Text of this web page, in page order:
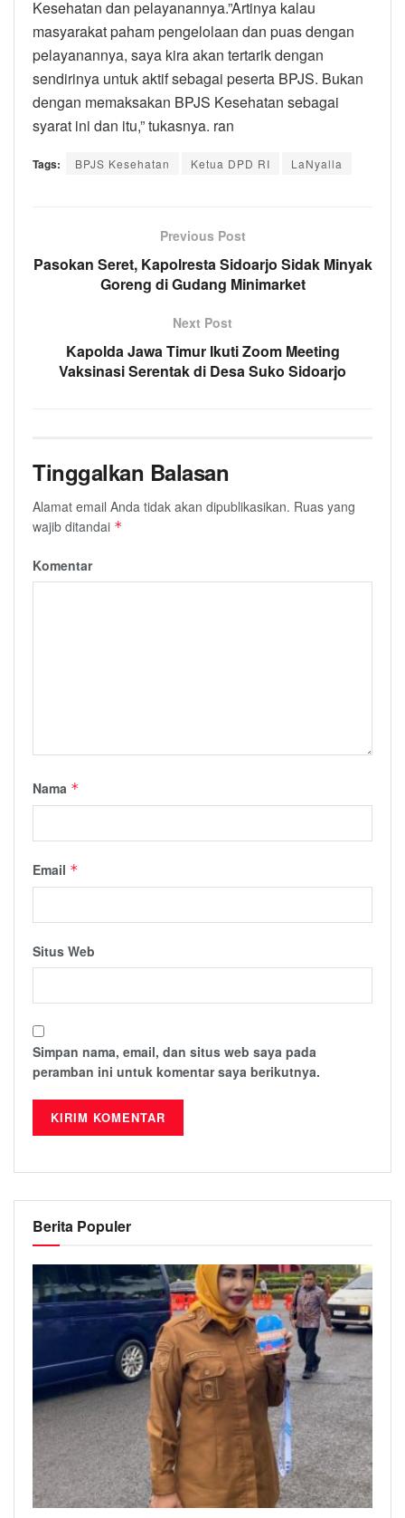
Kesehatan dan pelayanannya.”Artinya kalau
masyarakat paham pengelolaan dan puas dengan
pelayanannya, saya kira akan tertarik dengan
sendirinya untuk aktif sebagai peserta BPJS. Bukan
dengan memaksakan BPJS Kesehatan sebagai
syarat ini dan itu,” tukasnya. ran
Tags: BPJS Kesehatan Ketua DPD RI LaNyalla
Previous Post
Pasokan Seret, Kapolresta Sidoarjo Sidak Minyak
Goreng di Gudang Minimarket
Next Post
Kapolda Jawa Timur Ikuti Zoom Meeting
Vaksinasi Serentak di Desa Suko Sidoarjo
Tinggalkan Balasan
Alamat email Anda tidak akan dipublikasikan. Ruas yang
wajib ditandai *
Komentar
Nama *
Email *
Situs Web
Simpan nama, email, dan situs web saya pada
peramban ini untuk komentar saya berikutnya.
Berita Populer